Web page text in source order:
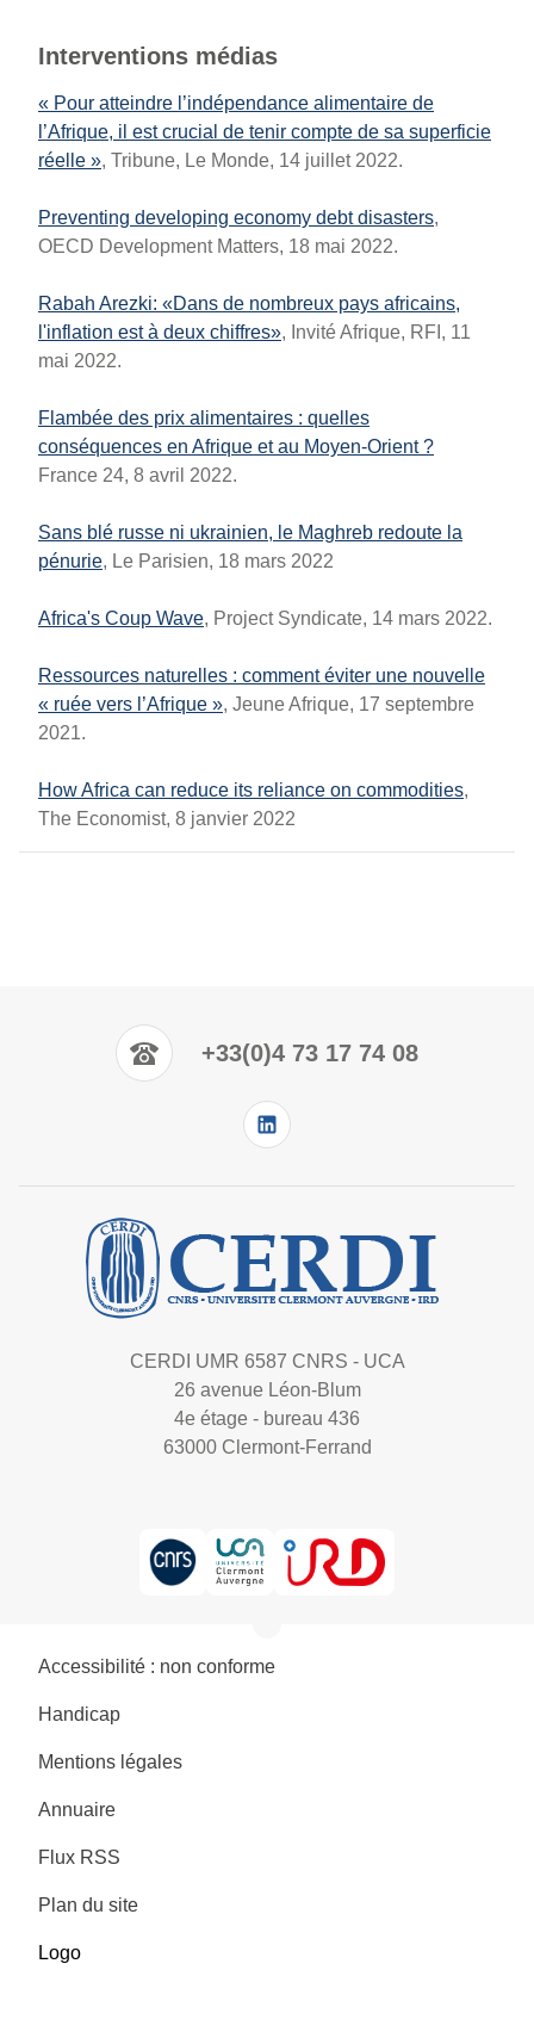
Interventions médias
« Pour atteindre l’indépendance alimentaire de
l’Afrique, il est crucial de tenir compte de sa superficie
réelle », Tribune, Le Monde, 14 juillet 2022.
Preventing developing economy debt disasters,
OECD Development Matters, 18 mai 2022.
Rabah Arezki: «Dans de nombreux pays africains,
l'inflation est à deux chiffres», Invité Afrique, RFI, 11
mai 2022.
Flambée des prix alimentaires : quelles
conséquences en Afrique et au Moyen-Orient ?
France 24, 8 avril 2022.
Sans blé russe ni ukrainien, le Maghreb redoute la
pénurie, Le Parisien, 18 mars 2022
Africa's Coup Wave, Project Syndicate, 14 mars 2022.
Ressources naturelles : comment éviter une nouvelle
« ruée vers l’Afrique », Jeune Afrique, 17 septembre
2021.
How Africa can reduce its reliance on commodities,
The Economist, 8 janvier 2022
+33(0)4 73 17 74 08
CERDI UMR 6587 CNRS - UCA
26 avenue Léon-Blum
4e étage - bureau 436
63000 Clermont-Ferrand
Accessibilité : non conforme
Handicap
Mentions légales
Annuaire
Flux RSS
Plan du site
Logo